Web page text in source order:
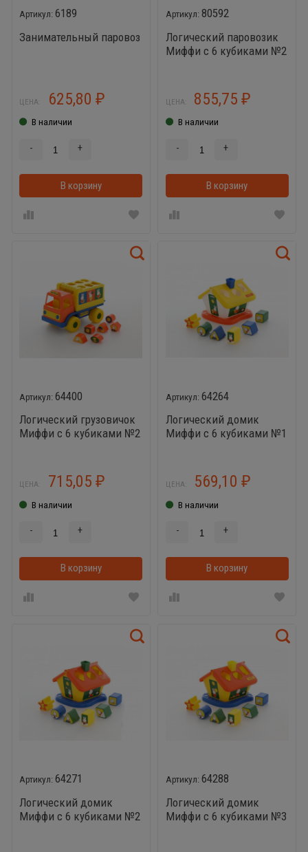
6189
Занимательный паровоз
ЦЕНА: 625,80 ₽
В наличии
- +
В корзину
80592
Логический паровозик
Миффи с 6 кубиками №2
ЦЕНА: 855,75₽
В наличии
- +
В корзину
64400
Логический грузовичок
Миффи с 6 кубиками №2
ЦЕНА: 715,05 ₽
В наличии
- +
В корзину В корзинке
64264
Логический домик
Миффи с 6 кубиками №1
ЦЕНА: 569,10₽
В наличии
- +
В корзину
64271
Логический домик
Миффи с 6 кубиками №2
64288
Логический домик
Миффи с 6 кубиками №3